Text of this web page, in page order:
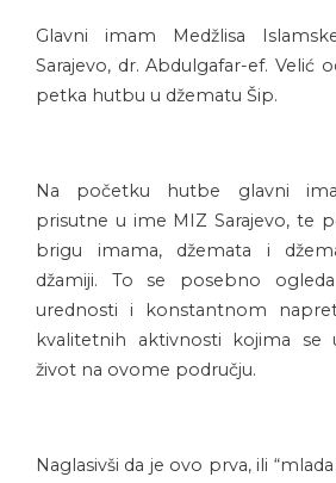
Glavni imam Medžlisa
Sarajevo, dr. Abdulgafar-ef. Velić
petka hutbu u džematu Šip.
Na početku hutbe glavni
prisutne u ime MIZ Sarajevo, te
brigu imama, džemata i
džamiji. To se posebno
urednosti i konstantnom
kvalitetnih aktivnosti kojima se
život na ovome području.
Naglasivši da je ovo prva, ili